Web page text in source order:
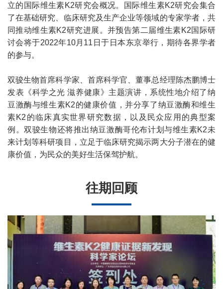
立的国际维生素K2研究会概况。国际维生素K2研究会集合
了在基础研究、临床研究及生产企业等领域的专家学者，共
同推动维生素K2研究进展。并预告第二届维生素K2国际研
讨会将于2022年10月11日于日本东京举行，期待各界学者
的参与。
双骏生物首席科学家、首席科学官、董事总经理陈杰鹏博士
发表《科学之光 滋养健康》主题演讲，系统性地介绍了纳
豆激酶与维生素K2的健康价值，并分享了纳豆激酶和维生
素K2的临床真实世界研究数据，以及民众应用的典型案
例。双骏生物还将推出纳豆激酶哥伦布计划与维生素K2未
来计划等科研项目，立足于临床研究揭示两大分子潜在的健
康价值，为民众的美好生活保驾护航。
往期回顾